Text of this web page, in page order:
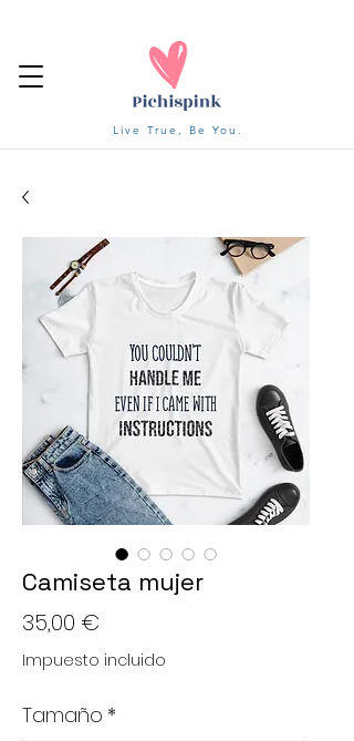
Live True, Be You.
Camiseta mujer
35,00 €
Impuesto incluido
Tamaño *